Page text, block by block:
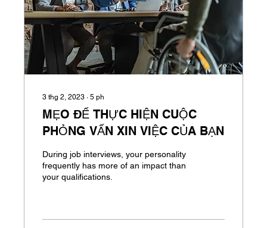
3 thg 2, 2023 ∙ 5 ph
MẸO ĐỂ THỰC HIỆN CUỘC
PHỎNG VẤN XIN VIỆC CỦA BẠN
During job interviews, your personality
frequently has more of an impact than
your qualifications.